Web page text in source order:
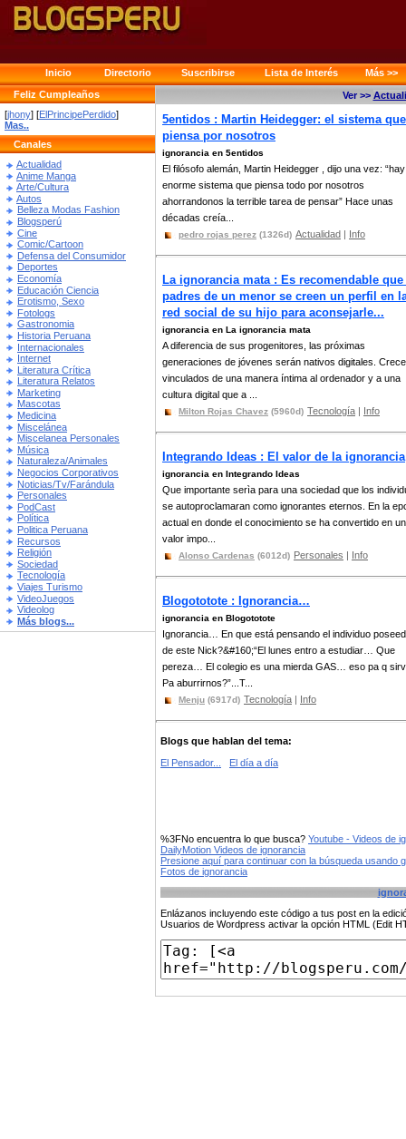
Inicio Directorio Suscribirse Lista de Interés
Más >>
Feliz Cumpleaños
[jhony] [ElPrincipePerdido]
Mas..
Canales
Actualidad
Anime Manga
Arte/Cultura
Autos
Belleza Modas Fashion
Blogsperú
Cine
Comic/Cartoon
Defensa del Consumidor
Deportes
Economía
Educación Ciencia
Erotismo, Sexo
Fotologs
Gastronomia
Historia Peruana
Internacionales
Internet
Literatura Crítica
Literatura Relatos
Marketing
Mascotas
Medicina
Miscelánea
Miscelanea Personales
Música
Naturaleza/Animales
Negocios Corporativos
Noticias/Tv/Farándula
Personales
PodCast
Política
Politica Peruana
Recursos
Religión
Sociedad
Tecnología
Viajes Turismo
VideoJuegos
Videolog
Más blogs...
Ver >>
5entidos : Martin Heidegger: el sistema que
piensa por nosotros
ignorancia en 5entidos
El filósofo alemán, Martin Heidegger , dijo una vez:
enorme sistema que piensa todo por nosotros
ahorrandonos la terrible tarea de pensar” Hace unas
décadas creía...
pedro rojas perez (1326d) Actualidad | Info
La ignorancia mata : Es recomendable
padres de un menor se creen un perfil en
red social de su hijo para aconsejarle...
ignorancia en La ignorancia mata
A diferencia de sus progenitores, las próximas
generaciones de jóvenes serán nativos digitales.
vinculados de una manera íntima al ordenador y a una
cultura digital que a ...
Milton Rojas Chavez (5960d) Tecnología | Info
Integrando Ideas : El valor de la ignorancia
ignorancia en Integrando Ideas
Que importante serìa para una sociedad que los
se autoproclamaran como ignorantes eternos. En la
actual en donde el conocimiento se ha convertido en un
valor impo...
Alonso Cardenas (6012d) Personales | Info
Blogototote : Ignorancia…
ignorancia en Blogototote
Ignorancia… En que está pensando el individuo
de este Nick?&#160;“El lunes entro a estudiar… Que
pereza… El colegio es una mierda GAS… eso pa q
Pa aburrirnos?”...T...
Menju (6917d) Tecnología | Info
Blogs que hablan del tema:
El Pensador...
El día a día
%3FNo encuentra lo que busca? Youtube - Videos de
DailyMotion Videos de ignorancia
Presione aquí para continuar con la búsqueda usando
Fotos de ignorancia
Enlázanos incluyendo este código a tus post en la
Usuarios de Wordpress activar la opción HTML (Edit